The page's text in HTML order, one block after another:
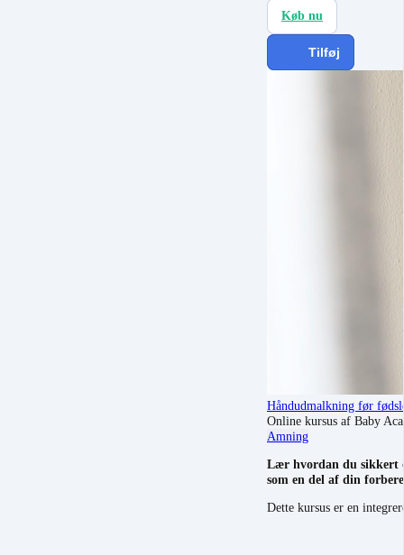
Køb nu
Tilføj
Håndudmalkning før
Online kursus af Baby
Amning
Lær hvordan du sikkert
som en del af din
Dette kursus er en